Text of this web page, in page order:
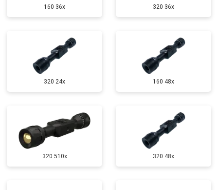
160 36x 320 36x
320 24x 160 48x
320 510x 320 48x